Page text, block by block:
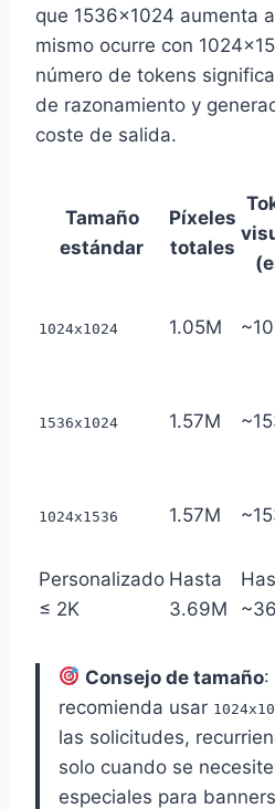
que 1536×1024 aumenta
mismo ocurre con
número de tokens
de razonamiento y
coste de salida.
Tamaño
estándar
Píxeles
totales
1024x1024 1.05M
1536x1024 1.57M
1024x1536 1.57M
Personalizado
≤ 2K
Hasta
3.69M
Consejo de tamaño:
recomienda usar
las solicitudes,
solo cuando se
especiales para